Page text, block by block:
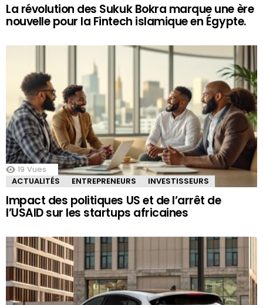
La révolution des Sukuk Bokra marque une ère
nouvelle pour la Fintech islamique en Égypte.
19 Vues
ACTUALITÉS
ENTREPRENEURS INVESTISSEURS
Impact des politiques US et de l’arrêt de
l’USAID sur les startups africaines